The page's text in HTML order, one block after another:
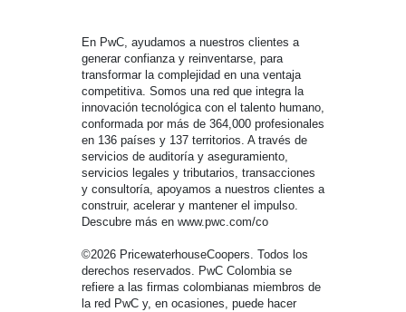
En PwC, ayudamos a nuestros clientes a
generar confianza y reinventarse, para
transformar la complejidad en una ventaja
competitiva. Somos una red que integra la
innovación tecnológica con el talento humano,
conformada por más de 364,000 profesionales
en 136 países y 137 territorios. A través de
servicios de auditoría y aseguramiento,
servicios legales y tributarios, transacciones
y consultoría, apoyamos a nuestros clientes a
construir, acelerar y mantener el impulso.
Descubre más en www.pwc.com/co
©2026 PricewaterhouseCoopers. Todos los
derechos reservados. PwC Colombia se
refiere a las firmas colombianas miembros de
la red PwC y, en ocasiones, puede hacer